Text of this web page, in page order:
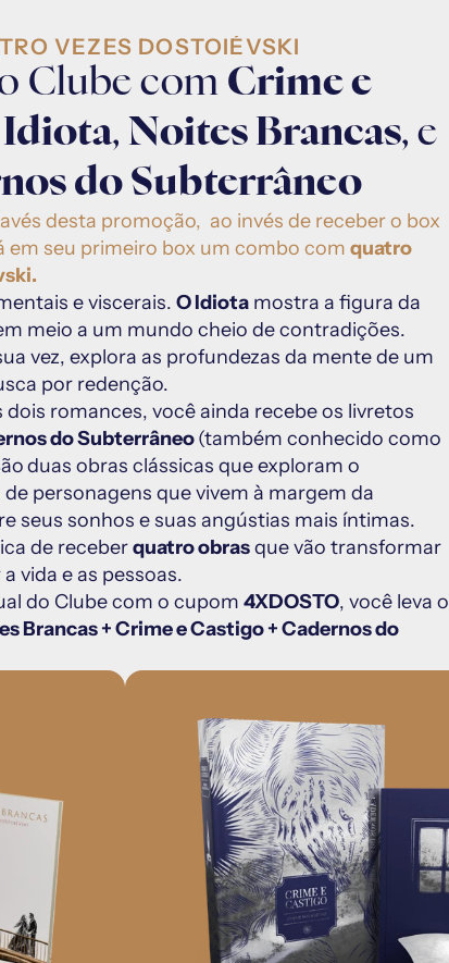
VEZES DOSTOIÉVSKI
Clube com Crime e
Idiota, Noites Brancas
, e
do Subterrâneo
desta promoção,  ao invés de receber o box
em seu primeiro box um combo com quatro
e viscerais. O Idiota mostra a figura da
vez, explora as profundezas da mente de um
por redenção.
do Subterrâneo (também conhecido como
duas obras clássicas que exploram o
personagens que vivem à margem da
seus sonhos e suas angústias mais íntimas.
de receber quatro obras que vão transformar
vida e as pessoas.
do Clube com o cupom 4XDOSTO, você leva o
Brancas + Crime e Castigo + Cadernos do